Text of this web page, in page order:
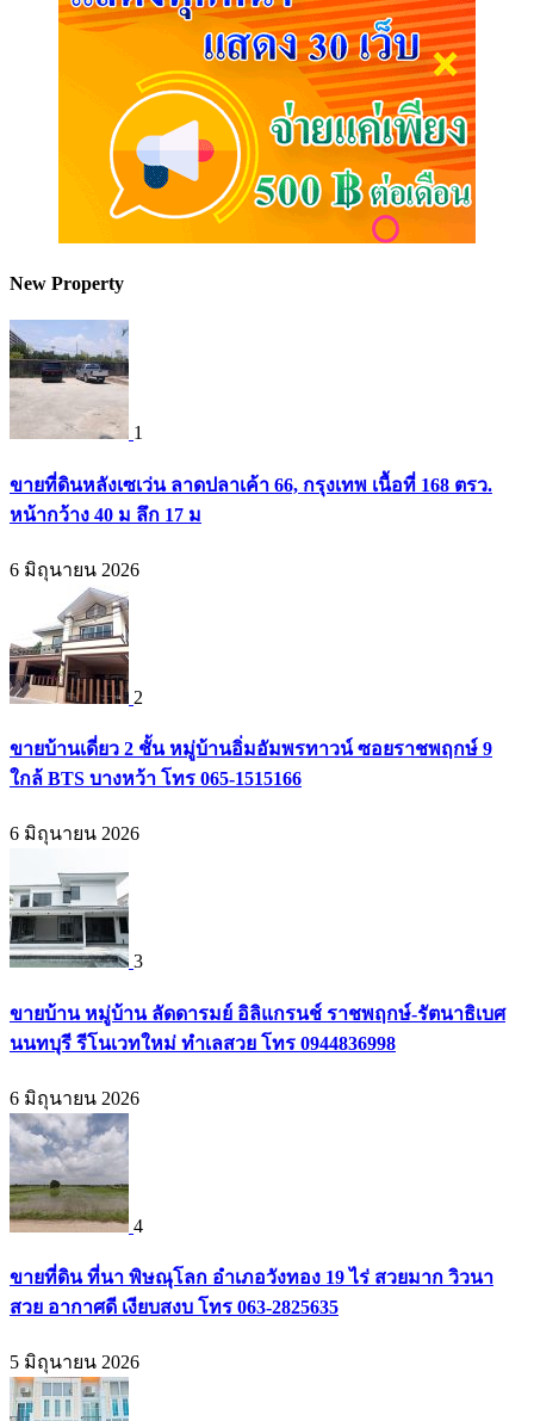
New Property
1
ขายที่ดินหลังเซเว่น ลาดปลาเค้า 66, กรุงเทพ เนื้อที่ 168 ตรว.
หน้ากว้าง 40 ม ลึก 17 ม
6 มิถุนายน 2026
2
ขายบ้านเดี่ยว 2 ชั้น หมู่บ้านอิ่มอัมพรทาวน์ ซอยราชพฤกษ์ 9
ใกล้ BTS บางหว้า โทร 065-1515166
6 มิถุนายน 2026
3
ขายบ้าน หมู่บ้าน ลัดดารมย์ อิลิแกรนช์ ราชพฤกษ์-รัตนาธิเบศ
นนทบุรี รีโนเวทใหม่ ทำเลสวย โทร 0944836998
6 มิถุนายน 2026
4
ขายที่ดิน ที่นา พิษณุโลก อำเภอวังทอง 19 ไร่ สวยมาก วิวนา
สวย อากาศดี เงียบสงบ โทร 063-2825635
5 มิถุนายน 2026